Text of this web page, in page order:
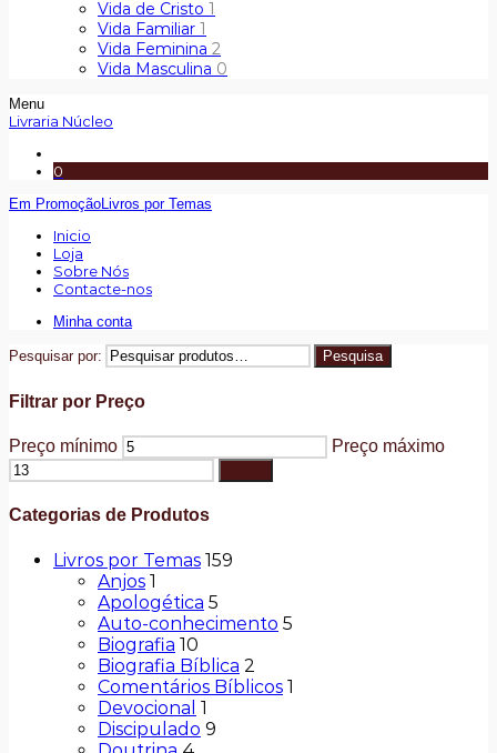
Vida de Cristo 1
Vida Familiar 1
Vida Feminina 2
Vida Masculina 0
Menu
Livraria Núcleo
0
Em PromoçãoLivros por Temas
Inicio
Loja
Sobre Nós
Contacte-nos
Minha conta
Pesquisar por: Pesquisa
Filtrar por Preço
Preço mínimo Preço máximo
Categorias de Produtos
Livros por Temas 159
Anjos 1
Apologética 5
Auto-conhecimento 5
Biografia 10
Biografia Bíblica 2
Comentários Bíblicos 1
Devocional 1
Discipulado 9